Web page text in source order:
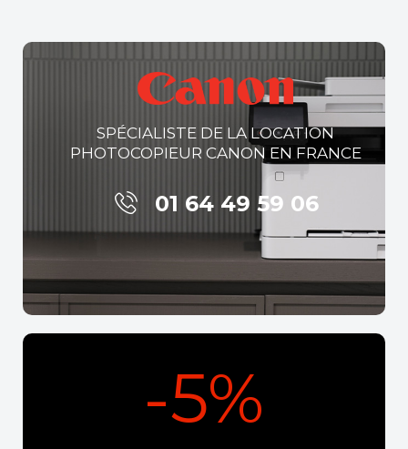
SPÉCIALISTE DE LA LOCATION
PHOTOCOPIEUR CANON EN FRANCE
01 64 49 59 06
-5%